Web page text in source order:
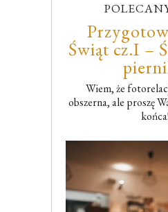
Świąt cz.I –
Wiem, że
obszerna, ale proszę
końca!